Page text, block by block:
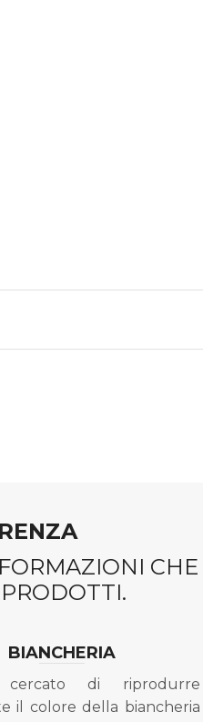
BIANCHERIA
cercato di riprodurre
il colore della biancheria